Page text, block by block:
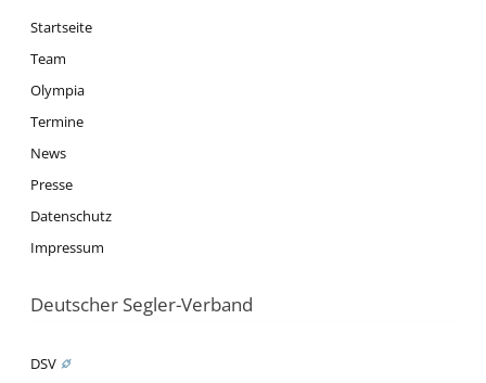
Startseite
Team
Olympia
Termine
News
Presse
Datenschutz
Impressum
Deutscher Segler-Verband
DSV